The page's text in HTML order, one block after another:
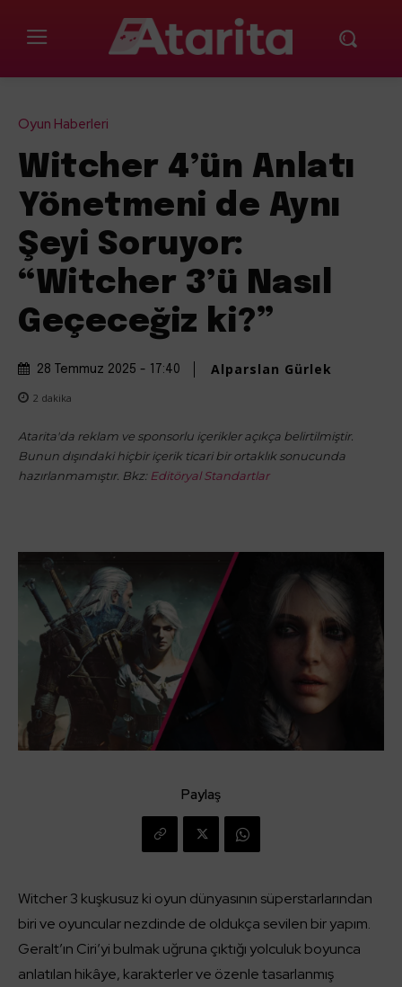
Oyun Haberleri
Witcher 4’ün Anlatı
Yönetmeni de Aynı
Şeyi Soruyor:
“Witcher 3’ü Nasıl
Geçeceğiz ki?”
28 Temmuz 2025 - 17:40 Alparslan Gürlek
2 dakika
Atarita'da reklam ve sponsorlu içerikler açıkça belirtilmiştir.
Bunun dışındaki hiçbir içerik ticari bir ortaklık sonucunda
hazırlanmamıştır. Bkz: Editöryal Standartlar
Paylaş
Witcher 3 kuşkusuz ki oyun dünyasının süperstarlarından
biri ve oyuncular nezdinde de oldukça sevilen bir yapım.
Geralt’ın Ciri’yi bulmak uğruna çıktığı yolculuk boyunca
anlatılan hikâye, karakterler ve özenle tasarlanmış